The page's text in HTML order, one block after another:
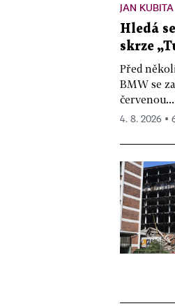
JAN KUBITA
Hledá
skrze
Před
BMW se
červenou...
4. 8. 2026 ▪